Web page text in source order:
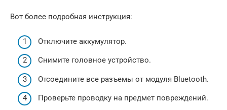
Вот более подробная инструкция:
Отключите аккумулятор.
Снимите головное устройство.
Отсоедините все разъемы от модуля Bluetooth.
Проверьте проводку на предмет повреждений.